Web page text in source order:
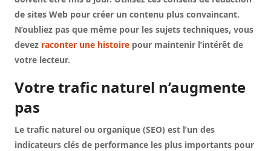
de sites Web pour créer un contenu plus convaincant.
N’oubliez pas que même pour les sujets techniques, vous
devez raconter une histoire pour maintenir l’intérêt de
votre lecteur.
Votre trafic naturel n’augmente
pas
Le trafic naturel ou organique (SEO) est l’un des
indicateurs clés de performance les plus importants pour